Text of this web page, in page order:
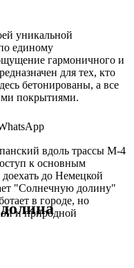
уникальной
единому
гармоничного и
для тех, кто
бетонированы, а все
покрытиями.
вдоль трассы М-4
к основным
до Немецкой
"Солнечную долину"
в городе, но
и природной